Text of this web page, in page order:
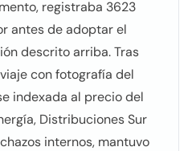
registraba 3623
antes de adoptar el
descrito arriba. Tras
con fotografía del
indexada al precio del
Distribuciones Sur
internos, mantuvo